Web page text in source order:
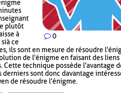
0
plutôt
à
à ce
ils sont en mesure de résoudre
de l'énigme en faisant des liens
technique possède l'avantage
sont donc davantage
de résoudre l'énigme.